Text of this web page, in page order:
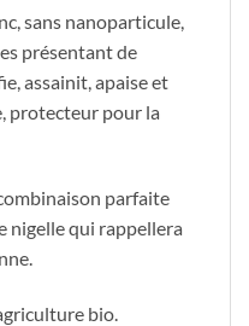
sans nanoparticule,
présentant de
assainit, apaise et
protecteur pour la
parfaite
nigelle qui rappellera
bio.